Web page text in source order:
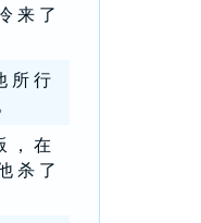
来 了
所 行
， 在
杀 了